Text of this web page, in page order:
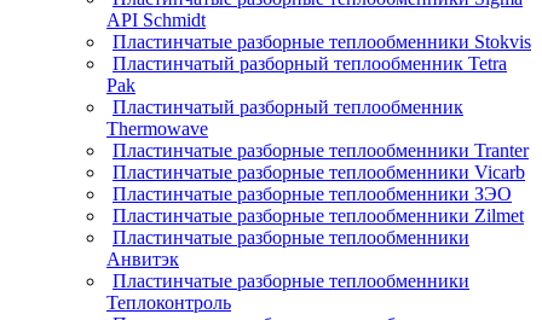
API Schmidt
Пластинчатые разборные теплообменники Stokvis
Пластинчатый разборный теплообменник Tetra
Pak
Пластинчатый разборный теплообменник
Thermowave
Пластинчатые разборные теплообменники Tranter
Пластинчатые разборные теплообменники Vicarb
Пластинчатые разборные теплообменники ЗЭО
Пластинчатые разборные теплообменники Zilmet
Пластинчатые разборные теплообменники
Анвитэк
Пластинчатые разборные теплообменники
Теплоконтроль